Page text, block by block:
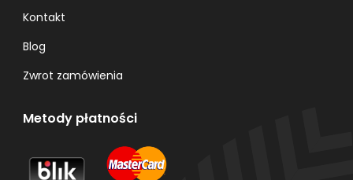
Kontakt
Blog
Zwrot zamówienia
Metody płatności